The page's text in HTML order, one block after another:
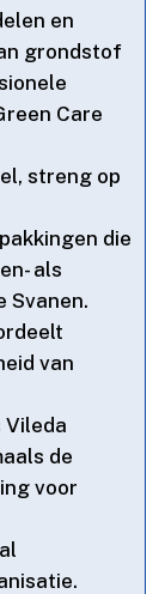
en
grondstof
Care
streng op
die
als
Svanen.​
van
Vileda
de
voor